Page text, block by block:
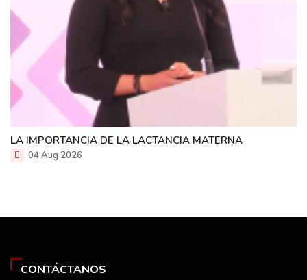
LA IMPORTANCIA DE LA LACTANCIA MATERNA
04 Aug 2026
CONTÁCTANOS